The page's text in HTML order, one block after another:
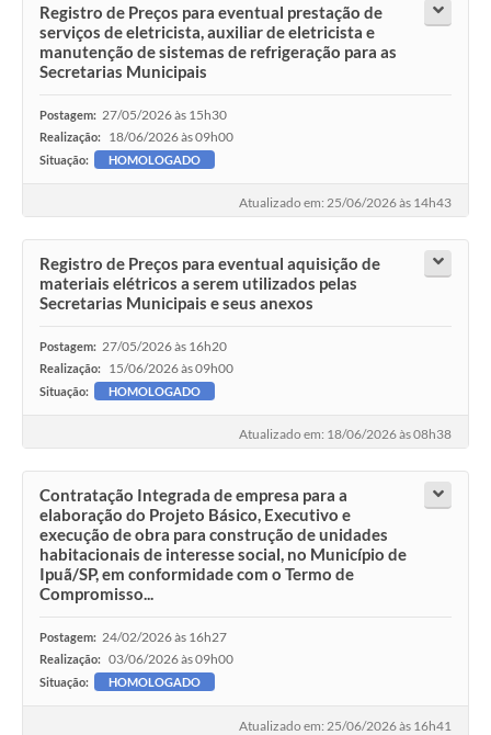
Registro de Preços para eventual prestação de
serviços de eletricista, auxiliar de eletricista e
manutenção de sistemas de refrigeração para as
Secretarias Municipais
Postagem: 27/05/2026 às 15h30
Realização: 18/06/2026 às 09h00
Situação: HOMOLOGADO
Atualizado em: 25/06/2026 às 14h43
Registro de Preços para eventual aquisição de
materiais elétricos a serem utilizados pelas
Secretarias Municipais e seus anexos
Postagem: 27/05/2026 às 16h20
Realização: 15/06/2026 às 09h00
Situação: HOMOLOGADO
Atualizado em: 18/06/2026 às 08h38
Contratação Integrada de empresa para a
elaboração do Projeto Básico, Executivo e
execução de obra para construção de unidades
habitacionais de interesse social, no Município de
Ipuã/SP, em conformidade com o Termo de
Compromisso...
Postagem: 24/02/2026 às 16h27
Realização: 03/06/2026 às 09h00
Situação: HOMOLOGADO
Atualizado em: 25/06/2026 às 16h41